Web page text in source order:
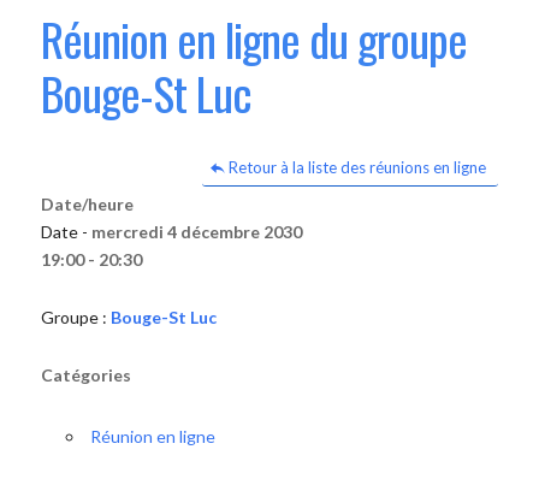
Réunion en ligne du groupe
Bouge-St Luc
Retour à la liste des réunions en ligne
Date/heure
Date - mercredi 4 décembre 2030
19:00 - 20:30
Groupe : Bouge-St Luc
Catégories
Réunion en ligne